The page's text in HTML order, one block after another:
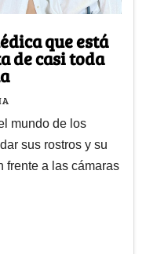
que está
de casi toda
mundo de los
sus rostros y su
frente a las cámaras